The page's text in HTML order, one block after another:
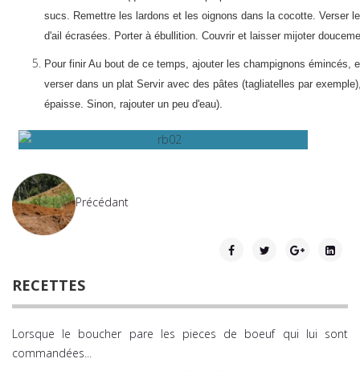
sucs. Remettre les lardons et les oignons dans la cocotte. Verser
d'ail écrasées. Porter à ébullition. Couvrir et laisser mijoter
Pour finir Au bout de ce temps, ajouter les champignons émincés,
verser dans un plat Servir avec des pâtes (tagliatelles par
épaisse. Sinon, rajouter un peu d'eau)
Précédant
RECETTES
Lorsque le boucher pare les pieces de boeuf qui lui sont
commandées...